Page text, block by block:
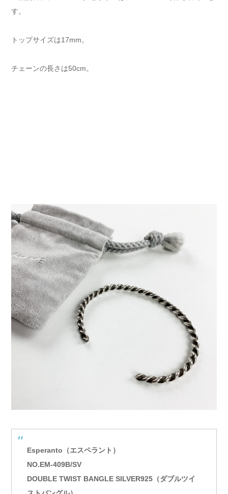
す。
トップサイズは17mm。
チェーンの長さは50cm。
Esperanto（エスペラント）
NO.EM-409B/SV
DOUBLE TWIST BANGLE SILVER925（ダブルツイ